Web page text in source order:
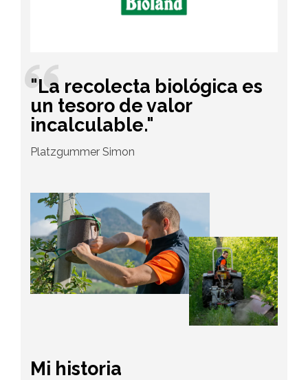
"La recolecta biológica es
un tesoro de valor
incalculable."
Platzgummer Simon
Mi historia